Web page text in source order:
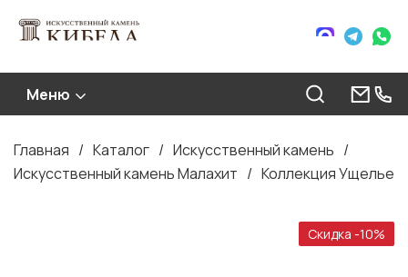
Меню
Строка
навигации
Главная Каталог
Искусственный камень
Искусственный камень Малахит
Коллекция Ущелье
Скидка -10%